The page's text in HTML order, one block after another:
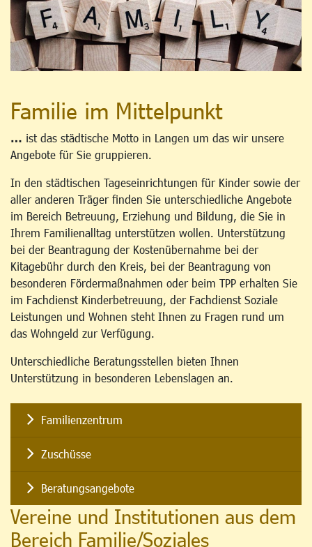
Familie im Mittelpunkt
… ist das städtische Motto in Langen um das wir unsere
Angebote für Sie gruppieren.
In den städtischen Tageseinrichtungen für Kinder sowie der
aller anderen Träger finden Sie unterschiedliche Angebote
im Bereich Betreuung, Erziehung und Bildung, die Sie in
Ihrem Familienalltag unterstützen wollen. Unterstützung
bei der Beantragung der Kostenübernahme bei der
Kitagebühr durch den Kreis, bei der Beantragung von
besonderen Fördermaßnahmen oder beim TPP erhalten Sie
im Fachdienst Kinderbetreuung, der Fachdienst Soziale
Leistungen und Wohnen steht Ihnen zu Fragen rund um
das Wohngeld zur Verfügung.
Unterschiedliche Beratungsstellen bieten Ihnen
Unterstützung in besonderen Lebenslagen an.
Familienzentrum
Zuschüsse
Beratungsangebote
Vereine und Institutionen aus dem
Bereich Familie/Soziales